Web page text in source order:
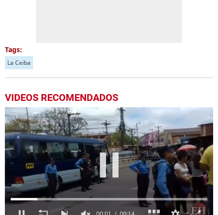
Tags:
La Ceiba
VIDEOS RECOMENDADOS